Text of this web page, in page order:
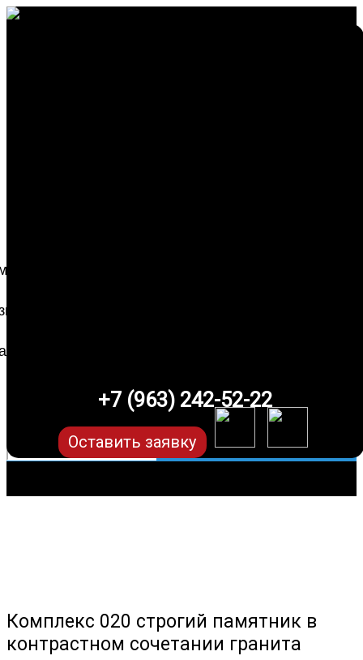
+7 (963) 242-52-22
Оставить заявку
Комплекс 020 строгий памятник в
контрастном сочетании гранита